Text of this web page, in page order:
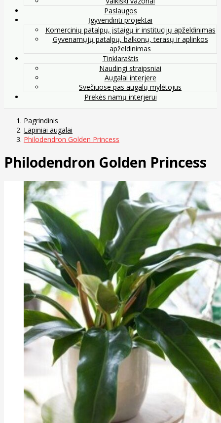
Paslaugos
Įgyvendinti projektai
Komercinių patalpų, įstaigų ir institucijų apželdinimas
Gyvenamųjų patalpų, balkonų, terasų ir aplinkos
apželdinimas
Tinklaraštis
Naudingi straipsniai
Augalai interjere
Svečiuose pas augalų mylėtojus
Prekės namų interjerui
Pagrindinis
Lapiniai augalai
Philodendron Golden Princess
Philodendron Golden Princess